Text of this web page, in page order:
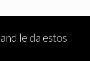
le da estos